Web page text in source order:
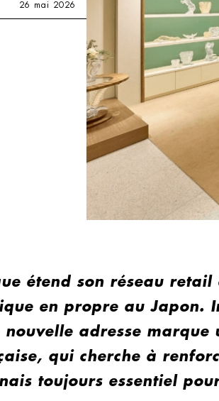
26 mai 2026
étend son réseau
en propre au Japon.
nouvelle adresse
qui cherche à
toujours essentiel